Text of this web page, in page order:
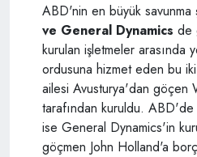
ABD'nin en büyük savunma
ve General Dynamics de
kurulan işletmeler arasında
ordusuna hizmet eden bu
ailesi Avusturya'dan göçen
tarafından kuruldu. ABD'de
ise General Dynamics'in
göçmen John Holland'a